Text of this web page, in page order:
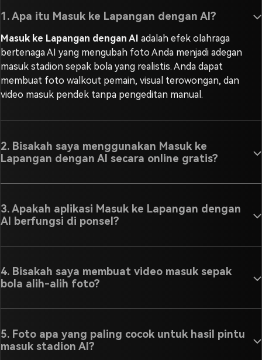
1. Apa itu Masuk ke Lapangan dengan AI?
Masuk ke Lapangan dengan AI adalah efek olahraga
bertenaga AI yang mengubah foto Anda menjadi adegan
masuk stadion sepak bola yang realistis. Anda dapat
membuat foto walkout pemain, visual terowongan, dan
video masuk pendek tanpa pengeditan manual.
2. Bisakah saya menggunakan Masuk ke
Lapangan dengan AI secara online gratis?
3. Apakah aplikasi Masuk ke Lapangan dengan
AI berfungsi di ponsel?
4. Bisakah saya membuat video masuk sepak
bola alih-alih foto?
5. Foto apa yang paling cocok untuk hasil pintu
masuk stadion AI?